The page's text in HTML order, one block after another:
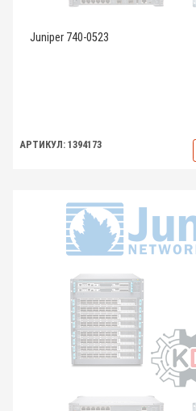
Juniper 740-0523
АРТИКУЛ: 1394173